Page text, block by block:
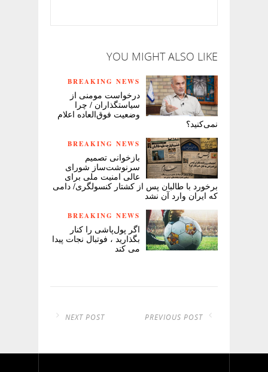
YOU MIGHT ALSO LIKE
BREAKING NEWS
درخواست مومنی از
سیاستگذاران / چرا
وضعیت فوق‌العاده اعلام
نمی‌کنید؟
BREAKING NEWS
بازخوانی تصمیم
سرنوشت‌ساز شورای
عالی امنیت ملی برای
برخورد با طالبان پس از کشتار کنسولگری/ دامی
که ایران وارد آن نشد
BREAKING NEWS
اگر پول‌پاشی را کنار
بگذارید ، فوتبال نجات پیدا
می کند
PREVIOUS POST
NEXT POST